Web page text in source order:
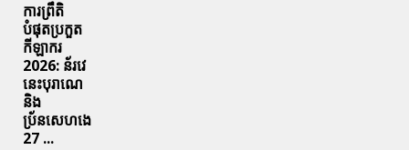
ការព្រឹតិ
បំផុតប្រកួត
កីឡាករ
2026: ន័រវេ
នេះបុរាណេ
និង
ប្រ័នសេហងេ
27 ...